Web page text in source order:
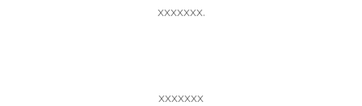
ххххххх.
ххххххх